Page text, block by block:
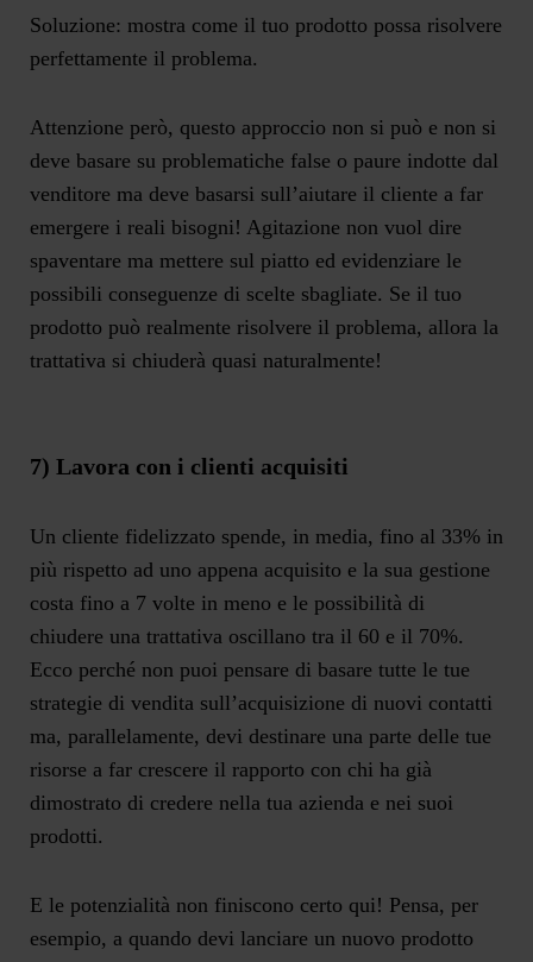
Soluzione: mostra come il tuo prodotto possa risolvere
perfettamente il problema.
Attenzione però, questo approccio non si può e non si
deve basare su problematiche false o paure indotte dal
venditore ma deve basarsi sull’aiutare il cliente a far
emergere i reali bisogni! Agitazione non vuol dire
spaventare ma mettere sul piatto ed evidenziare le
possibili conseguenze di scelte sbagliate. Se il tuo
prodotto può realmente risolvere il problema, allora la
trattativa si chiuderà quasi naturalmente!
7) Lavora con i clienti acquisiti
Un cliente fidelizzato spende, in media, fino al 33% in
più rispetto ad uno appena acquisito e la sua gestione
costa fino a 7 volte in meno e le possibilità di
chiudere una trattativa oscillano tra il 60 e il 70%.
Ecco perché non puoi pensare di basare tutte le tue
strategie di vendita sull’acquisizione di nuovi contatti
ma, parallelamente, devi destinare una parte delle tue
risorse a far crescere il rapporto con chi ha già
dimostrato di credere nella tua azienda e nei suoi
prodotti.
E le potenzialità non finiscono certo qui! Pensa, per
esempio, a quando devi lanciare un nuovo prodotto